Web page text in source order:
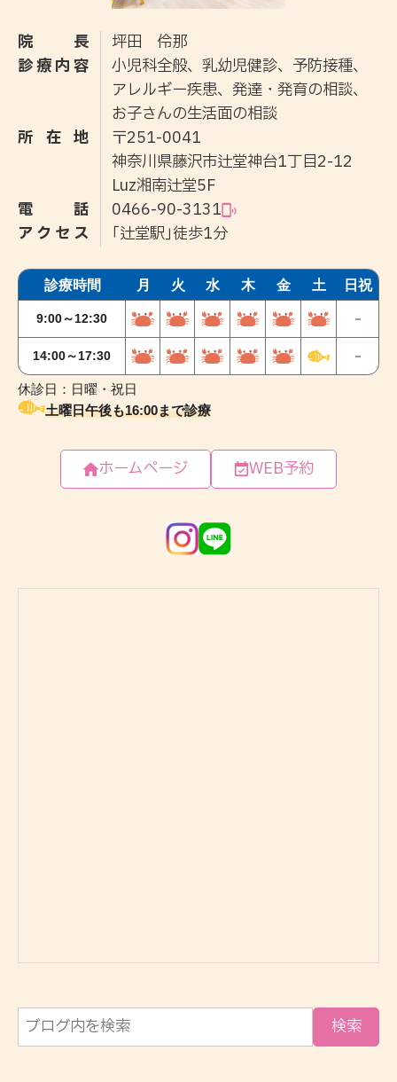
院長
坪田 伶那
診療内容
小児科全般、乳幼児健診、予防接種、
アレルギー疾患、発達・発育の相談、
お子さんの生活面の相談
所在地
〒251-0041
神奈川県藤沢市辻堂神台1丁目2-12
Luz湘南辻堂5F
電話
0466-90-3131
アクセス
｢辻堂駅｣徒歩1分
ホームページ WEB予約